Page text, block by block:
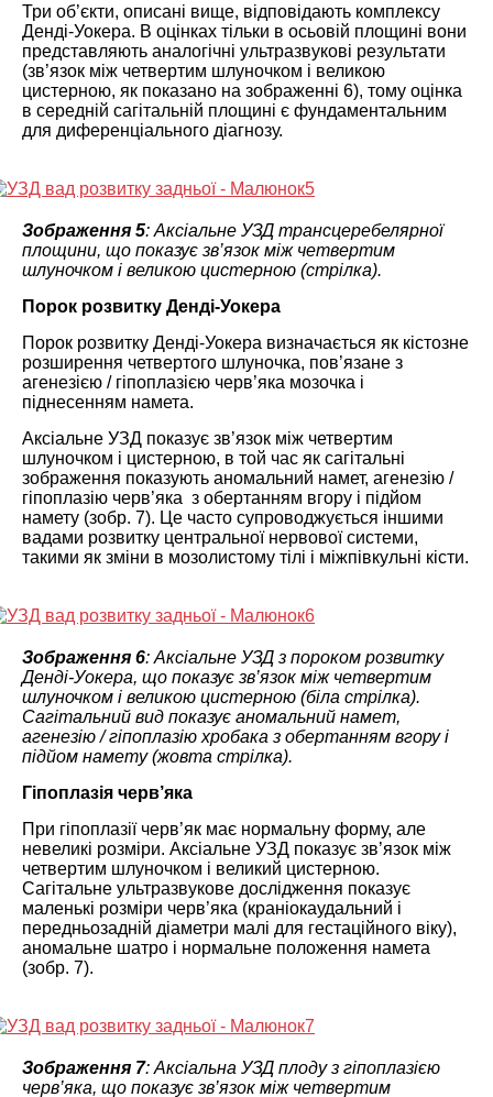
Три об’єкти, описані вище, відповідають комплексу
Денді-Уокера. В оцінках тільки в осьовій площині вони
представляють аналогічні ультразвукові результати
(зв’язок між четвертим шлуночком і великою
цистерною, як показано на зображенні 6), тому оцінка
в середній сагітальній площині є фундаментальним
для диференціального діагнозу.
Зображення 5: Аксіальне УЗД трансцеребелярної
площини, що показує зв’язок між четвертим
шлуночком і великою цистерною (стрілка).
Порок розвитку Денді-Уокера
Порок розвитку Денді-Уокера визначається як кістозне
розширення четвертого шлуночка, пов’язане з
агенезією / гіпоплазією черв’яка мозочка і
піднесенням намета.
Аксіальне УЗД показує зв’язок між четвертим
шлуночком і цистерною, в той час як сагітальні
зображення показують аномальний намет, агенезію /
гіпоплазію черв’яка з обертанням вгору і підйом
намету (зобр. 7). Це часто супроводжується іншими
вадами розвитку центральної нервової системи,
такими як зміни в мозолистому тілі і міжпівкульні кісти.
Зображення 6: Аксіальне УЗД з пороком розвитку
Денді-Уокера, що показує зв’язок між четвертим
шлуночком і великою цистерною (біла стрілка).
Сагітальний вид показує аномальний намет,
агенезію / гіпоплазію хробака з обертанням вгору і
підйом намету (жовта стрілка).
Гіпоплазія черв’яка
При гіпоплазії черв’як має нормальну форму, але
невеликі розміри. Аксіальне УЗД показує зв’язок між
четвертим шлуночком і великий цистерною.
Сагітальне ультразвукове дослідження показує
маленькі розміри черв’яка (краніокаудальний і
передньозадній діаметри малі для гестаційного віку),
аномальне шатро і нормальне положення намета
(зобр. 7).
Зображення 7: Аксіальна УЗД плоду з гіпоплазією
черв’яка, що показує зв’язок між четвертим